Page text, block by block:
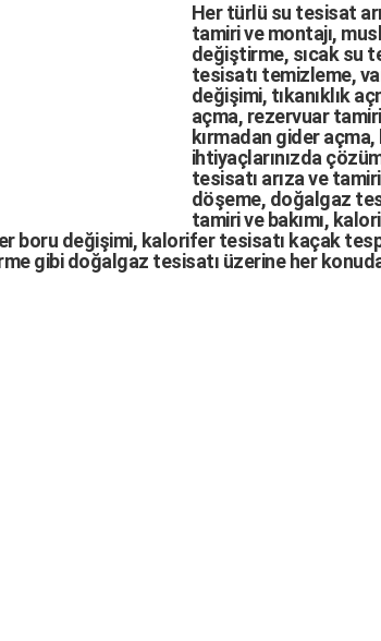
Her türlü su tesisat
tamirivemontajı,
değiştirme, sıcak su
tesisatı temizleme,
değişimi, tıkanıklık
açma, rezervuar tamiri
kırmadan gider açma,
ihtiyaçlarınızda
tesisatı arızave
döşeme, doğalgaz
tamiri ve bakımı,
boru değişimi, kalorifer tesisatı kaçak
gibi doğalgaz tesisatı üzerine her